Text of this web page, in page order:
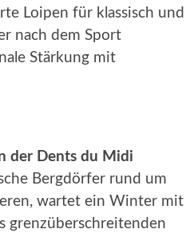
Loipen für klassisch und
nach dem Sport
Stärkung mit
der Dents du Midi
Bergdörfer rund um
wartet ein Winter mit
grenzüberschreitenden